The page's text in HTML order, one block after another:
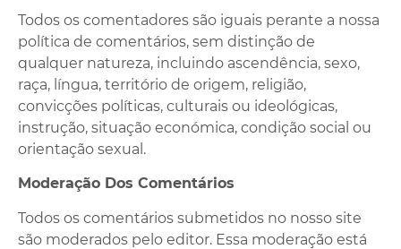
Todos os comentadores são iguais perante a nossa
política de comentários, sem distinção de
qualquer natureza, incluindo ascendência, sexo,
raça, língua, território de origem, religião,
convicções políticas, culturais ou ideológicas,
instrução, situação económica, condição social ou
orientação sexual.
Moderação Dos Comentários
Todos os comentários submetidos no nosso site
são moderados pelo editor. Essa moderação está